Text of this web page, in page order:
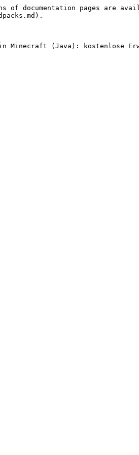
documentation pages are
in Minecraft (Java): kostenlose